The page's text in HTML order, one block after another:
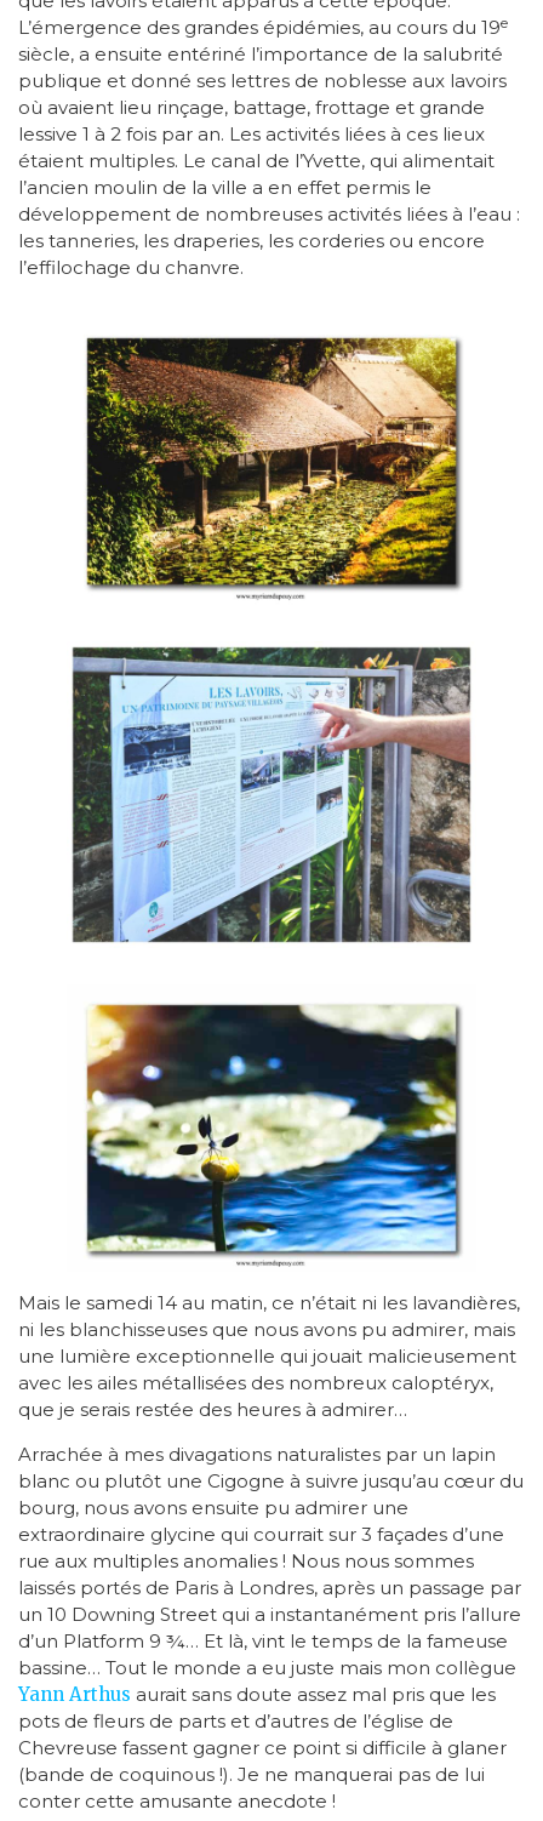
L’émergence des grandes épidémies, au cours du 19e
siècle, a ensuite entériné l’importance de la salubrité
publique et donné ses lettres de noblesse aux lavoirs
où avaient lieu rinçage, battage, frottage et grande
lessive 1 à 2 fois par an. Les activités liées à ces lieux
étaient multiples. Le canal de l’Yvette, qui alimentait
l’ancien moulin de la ville a en effet permis le
développement de nombreuses activités liées à l’eau :
les tanneries, les draperies, les corderies ou encore
l’effilochage du chanvre.
Mais le samedi 14 au matin, ce n’était ni les lavandières,
ni les blanchisseuses que nous avons pu admirer, mais
une lumière exceptionnelle qui jouait malicieusement
avec les ailes métallisées des nombreux caloptéryx,
que je serais restée des heures à admirer…
Arrachée à mes divagations naturalistes par un lapin
blanc ou plutôt une Cigogne à suivre jusqu’au cœur du
bourg, nous avons ensuite pu admirer une
extraordinaire glycine qui courrait sur 3 façades d’une
rue aux multiples anomalies ! Nous nous sommes
laissés portés de Paris à Londres, après un passage par
un 10 Downing Street qui a instantanément pris l’allure
d’un Platform 9 ¾… Et là, vint le temps de la fameuse
bassine… Tout le monde a eu juste mais mon collègue
Yann Arthus aurait sans doute assez mal pris que les
pots de fleurs de parts et d’autres de l’église de
Chevreuse fassent gagner ce point si difficile à glaner
(bande de coquinous !). Je ne manquerai pas de lui
conter cette amusante anecdote !